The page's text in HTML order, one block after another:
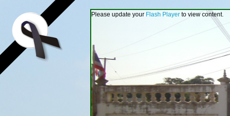
Please update your Flash Player to view content.